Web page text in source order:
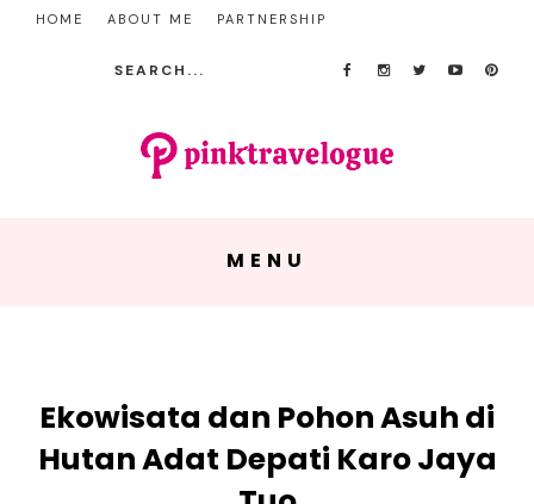
HOME ABOUT ME PARTNERSHIP
MENU
Ekowisata dan Pohon Asuh di
Hutan Adat Depati Karo Jaya